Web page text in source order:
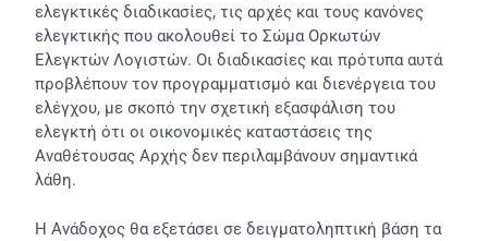
ελεγκτικές διαδικασίες, τις αρχές και τους κανόνες
ελεγκτικής που ακολουθεί το Σώμα Ορκωτών
Ελεγκτών Λογιστών. Οι διαδικασίες και πρότυπα αυτά
προβλέπουν τον προγραμματισμό και διενέργεια του
ελέγχου, με σκοπό την σχετική εξασφάλιση του
ελεγκτή ότι οι οικονομικές καταστάσεις της
Αναθέτουσας Αρχής δεν περιλαμβάνουν σημαντικά
λάθη.
Η Ανάδοχος θα εξετάσει σε δειγματοληπτική βάση τα